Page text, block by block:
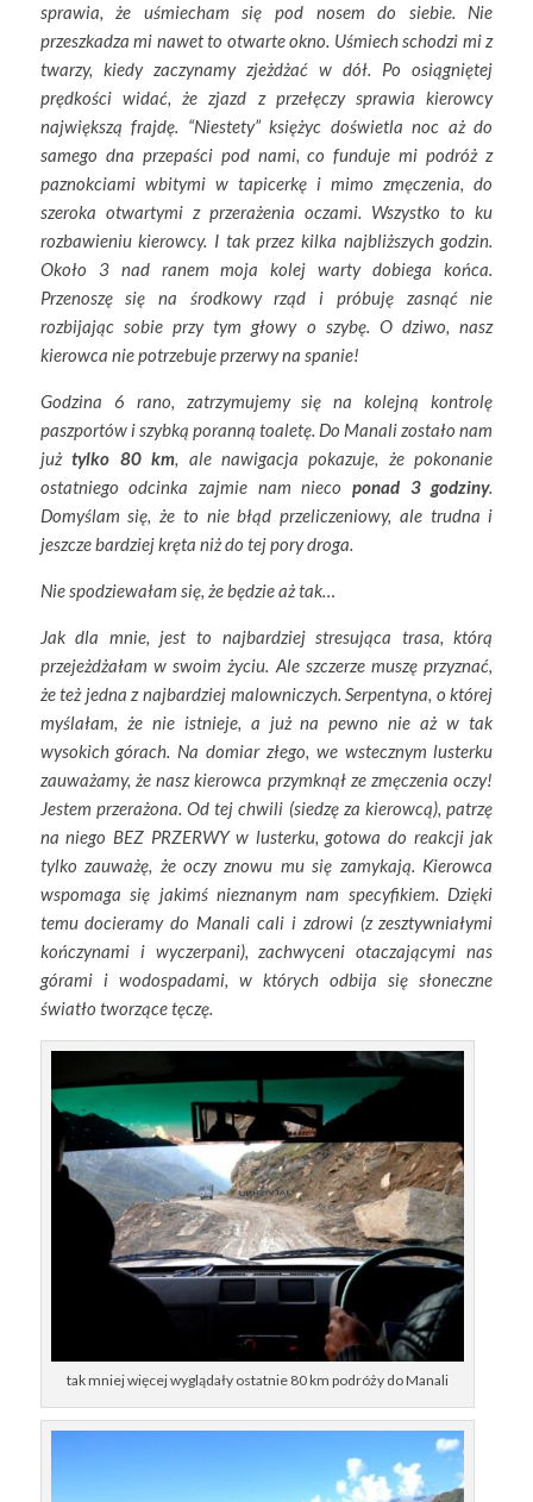
sprawia, że uśmiecham się pod nosem do siebie. Nie
przeszkadza mi nawet to otwarte okno. Uśmiech schodzi mi z
twarzy, kiedy zaczynamy zjeżdżać w dół. Po osiągniętej
prędkości widać, że zjazd z przełęczy sprawia kierowcy
największą frajdę. “Niestety” księżyc doświetla noc aż do
samego dna przepaści pod nami, co funduje mi podróż z
paznokciami wbitymi w tapicerkę i mimo zmęczenia, do
szeroka otwartymi z przerażenia oczami. Wszystko to ku
rozbawieniu kierowcy. I tak przez kilka najbliższych godzin.
Około 3 nad ranem moja kolej warty dobiega końca.
Przenoszę się na środkowy rząd i próbuję zasnąć nie
rozbijając sobie przy tym głowy o szybę. O dziwo, nasz
kierowca nie potrzebuje przerwy na spanie!
Godzina 6 rano, zatrzymujemy się na kolejną kontrolę
paszportów i szybką poranną toaletę. Do Manali zostało nam
jużtylko 80 km, ale nawigacja pokazuje, że pokonanie
ostatniego odcinka zajmie nam niecoponad 3 godziny.
Domyślam się, że to nie błąd przeliczeniowy, ale trudna i
jeszcze bardziej kręta niż do tej pory droga.
Nie spodziewałam się, że będzie aż tak…
Jak dla mnie, jest to najbardziej stresująca trasa, którą
przejeżdżałam w swoim życiu. Ale szczerze muszę przyznać,
że też jedna z najbardziej malowniczych. Serpentyna, o której
myślałam, że nie istnieje, a już na pewno nie aż w tak
wysokich górach. Na domiar złego, we wstecznym lusterku
zauważamy, że nasz kierowca przymknął ze zmęczenia oczy!
Jestem przerażona. Od tej chwili (siedzę za kierowcą), patrzę
na niego BEZ PRZERWY w lusterku, gotowa do reakcji jak
tylko zauważę, że oczy znowu mu się zamykają. Kierowca
wspomaga się jakimś nieznanym nam specyfikiem. Dzięki
temu docieramy do Manali cali i zdrowi (z zesztywniałymi
kończynami i wyczerpani), zachwyceni otaczającymi nas
górami i wodospadami, w których odbija się słoneczne
światło tworzące tęczę.
tak mniej więcej wyglądały ostatnie 80 km podróży do Manali